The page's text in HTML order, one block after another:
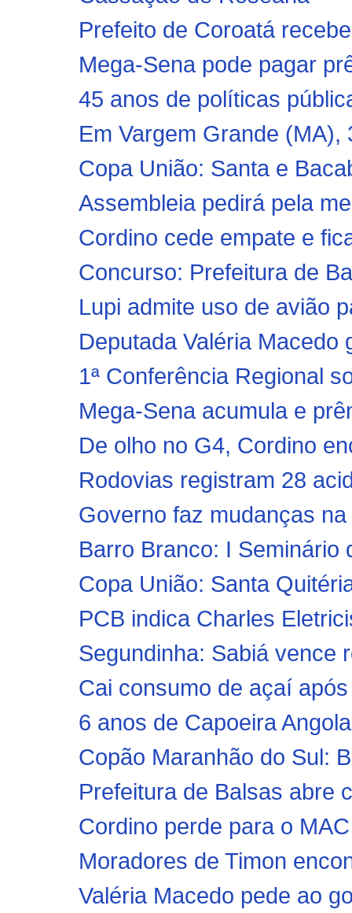
Prefeito de Coroatá
Mega-Sena pode pagar
45 anos de políticas
Em Vargem Grande
Copa União: Santa e
Assembleia pedirá pela
Cordino cede empate e
Concurso: Prefeitura de
Lupi admite uso de avião
Deputada Valéria Macedo
1ª Conferência Regional
Mega-Sena acumula e
De olho no G4, Cordino
Rodovias registram 28
Governo faz mudanças
Barro Branco: I Seminário
Copa União: Santa
PCB indica Charles
Segundinha: Sabiá vence
Cai consumo de açaí
6 anos de Capoeira
Copão Maranhão do Sul:
Prefeitura de Balsas abre
Cordino perde para o
Moradores de Timon
Valéria Macedo pede ao